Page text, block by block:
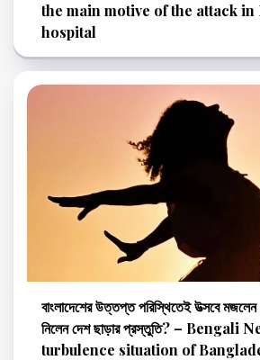
the main motive of the attack in
hospital
বাংলাদেশের উত্তপ্ত পরিস্থিতেই উত্‍সবে মজলেন
নিলেন দেশ ছাড়ার প্রস্তুতি? – Bengali
turbulence situation of